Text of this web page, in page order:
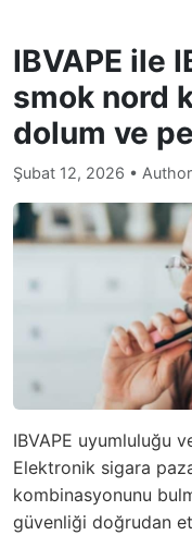
IBVAPE ile
smok nord
dolum ve
Şubat 12, 2026 •
IBVAPE uyumluluğu
Elektronik sigara
kombinasyonunu
güvenliği doğrudan